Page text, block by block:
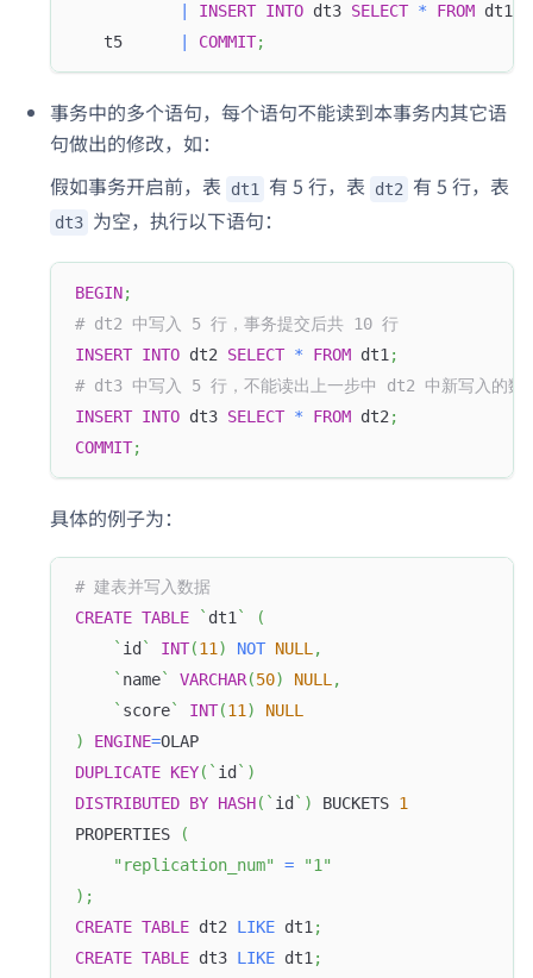
INSERT INTO dt3 SELECT * FROM dt1
   t5
COMMIT;
事务中的多个语句，每个语句不能读到本事务内其它语
句做出的修改，如：
假如事务开启前，表 dt1 有 5 行，表 dt2 有 5 行，表
dt3 为空，执行以下语句：
BEGIN;
# dt2 中写入 5 行，事务提交后共 10 行
INSERT INTO dt2 SELECT * FROM dt1 ;
# dt3 中写入 5 行，不能读出上一步中 dt2 中新写入的数
INSERT INTO dt3 SELECT * FROM dt2 ;
COMMIT;
具体的例子为：
# 建表并写入数据
CREATE TABLE ` dt1 `
(
` id ` INT(11 ) NOT NULL ,
` name` VARCHAR(50) NULL ,
` score` INT(11 )
NULL
)
ENGINE=OLAP
DUPLICATE KEY( ` id ` )
DISTRIBUTED BY HASH( ` id ` ) BUCKETS 1
PROPERTIES
(
"replication_num"
=
"1"
) ;
CREATE TABLE dt2 LIKE dt1 ;
CREATE TABLE dt3 LIKE dt1 ;